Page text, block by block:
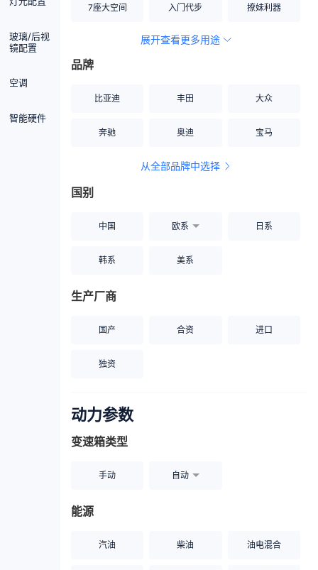
玻璃/后视
镜配置
空调
智能硬件
7座大空间 入门代步 撩妹利器
空间宽敞
展开查看更多用途
品牌
比亚迪 丰田 大众
奔驰 奥迪 宝马
从全部品牌中选择
国别
中国 欧系 日系
韩系 美系
生产厂商
国产 合资 进口
独资
动力参数
变速箱类型
手动 自动
能源
汽油 柴油 油电混合